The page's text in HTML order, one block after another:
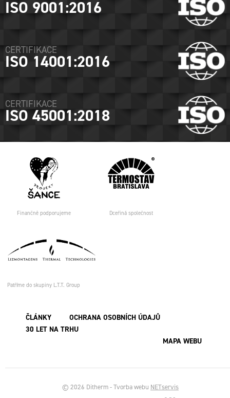
ISO 9001:2016
CERTIFIKACE
ISO 14001:2016
CERTIFIKACE
ISO 45001:2018
Finančně podporujeme Dceřiná společnost
Patříme do skupiny L.T.T. Group
ČLÁNKY
OCHRANA OSOBNÍCH ÚDAJŮ
30 LET NA TRHU
MAPA WEBU
© 2026 Ditherm - Tvorba webu NETservis